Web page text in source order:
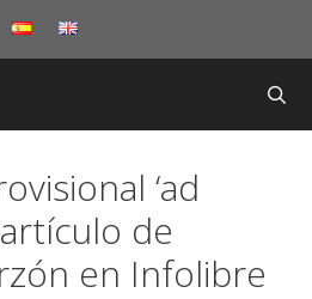
‘ad
de
en Infolibre